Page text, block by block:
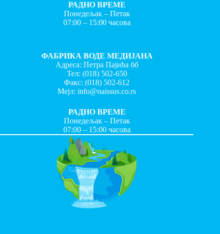
РАДНО ВРЕМЕ
Понедељак – Петак
07:00 – 15:00 часова
ФАБРИКА ВОДЕ МЕДИЈАНА
Адреса: Петра Пајића бб
Тел: (018) 502-650
Факс:(018) 502-612
Мејл:info@naissus.co.rs
РАДНО ВРЕМЕ
Понедељак – Петак
07:00 – 15:00 часова